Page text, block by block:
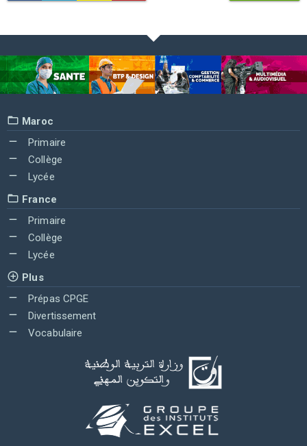
Maroc
Primaire
Collège
Lycée
France
Primaire
Collège
Lycée
Plus
Prépas CPGE
Divertissement
Vocabulaire